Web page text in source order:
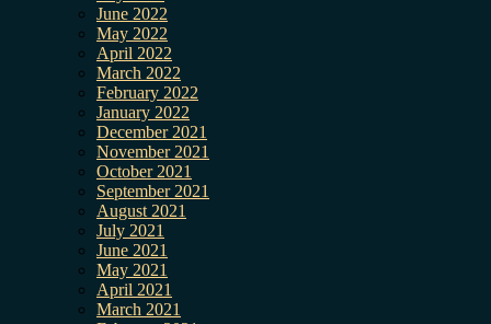
June 2022
May 2022
April 2022
March 2022
February 2022
January 2022
December 2021
November 2021
October 2021
September 2021
August 2021
July 2021
June 2021
May 2021
April 2021
March 2021